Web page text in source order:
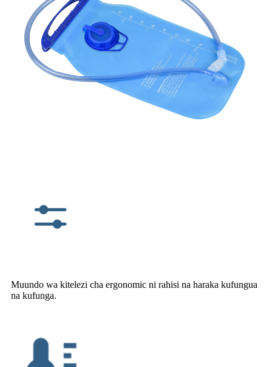
Muundo wa kitelezi cha ergonomic ni rahisi na haraka kufungua
na kufunga.